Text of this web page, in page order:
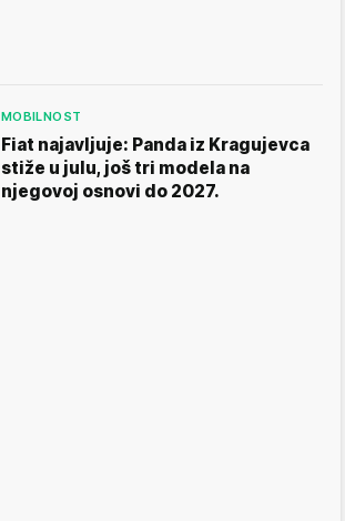
MOBILNOST
Fiat najavljuje: Panda iz Kragujevca
stiže u julu, još tri modela na
njegovoj osnovi do 2027.